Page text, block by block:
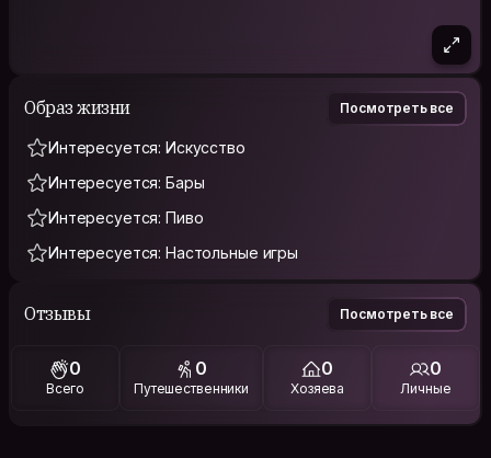
Образ жизни Посмотреть все
Интересуется: Искусство
Интересуется: Бары
Интересуется: Пиво
Интересуется: Настольные игры
Отзывы Посмотреть все
0
Всего
0
Путешественники
0
Хозяева
0
Личные